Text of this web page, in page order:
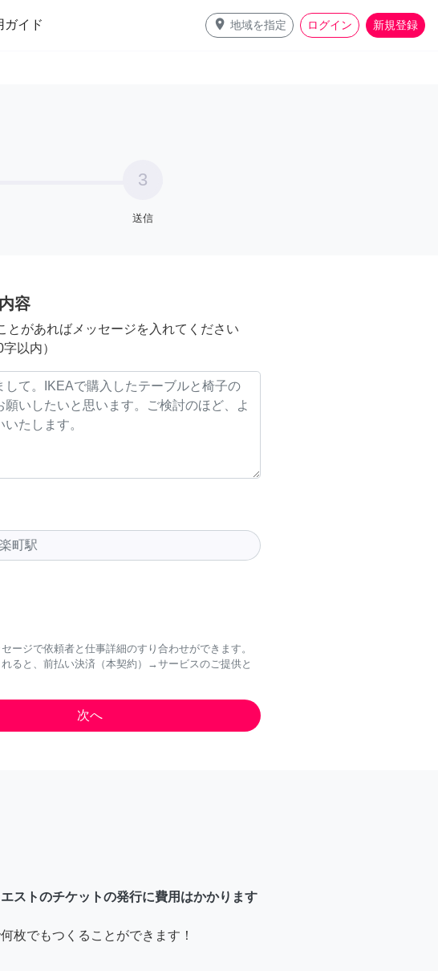
ガイド place 地域を指定 ログイン 新規登録
理
3
送信
容
とがあればメッセージを入れてください
以内）
ージで依頼者と仕事詳細のすり合わせができます。
ると、前払い決済（本契約）→サービスのご提供と
ストのチケットの発行に費用はかかります
枚でもつくることができます！